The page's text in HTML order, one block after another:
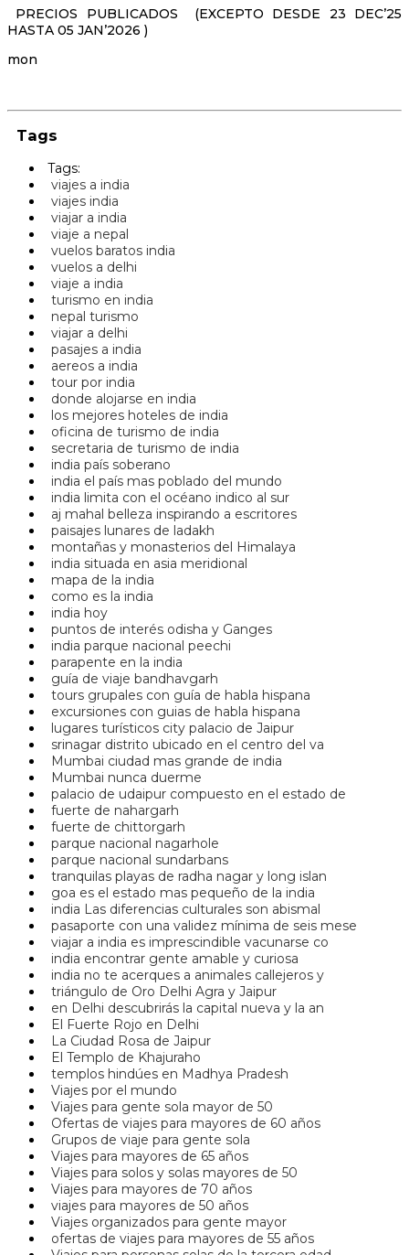
PRECIOS PUBLICADOS (EXCEPTO DESDE 23 DEC’25
HASTA 05 JAN’2026 )
mon
Tags
Tags:
viajes a india
viajes india
viajar a india
viaje a nepal
vuelos baratos india
vuelos a delhi
viaje a india
turismo en india
nepal turismo
viajar a delhi
pasajes a india
aereos a india
tour por india
donde alojarse en india
los mejores hoteles de india
oficina de turismo de india
secretaria de turismo de india
india país soberano
india el país mas poblado del mundo
india limita con el océano indico al sur
aj mahal belleza inspirando a escritores
paisajes lunares de ladakh
montañas y monasterios del Himalaya
india situada en asia meridional
mapa de la india
como es la india
india hoy
puntos de interés odisha y Ganges
india parque nacional peechi
parapente en la india
guía de viaje bandhavgarh
tours grupales con guía de habla hispana
excursiones con guias de habla hispana
lugares turísticos city palacio de Jaipur
srinagar distrito ubicado en el centro del va
Mumbai ciudad mas grande de india
Mumbai nunca duerme
palacio de udaipur compuesto en el estado de
fuerte de nahargarh
fuerte de chittorgarh
parque nacional nagarhole
parque nacional sundarbans
tranquilas playas de radha nagar y long islan
goa es el estado mas pequeño de la india
india Las diferencias culturales son abismal
pasaporte con una validez mínima de seis mese
viajar a india es imprescindible vacunarse co
india encontrar gente amable y curiosa
india no te acerques a animales callejeros y
triángulo de Oro Delhi Agra y Jaipur
en Delhi descubrirás la capital nueva y la an
El Fuerte Rojo en Delhi
La Ciudad Rosa de Jaipur
El Templo de Khajuraho
templos hindúes en Madhya Pradesh
Viajes por el mundo
Viajes para gente sola mayor de 50
Ofertas de viajes para mayores de 60 años
Grupos de viaje para gente sola
Viajes para mayores de 65 años
Viajes para solos y solas mayores de 50
Viajes para mayores de 70 años
viajes para mayores de 50 años
Viajes organizados para gente mayor
ofertas de viajes para mayores de 55 años